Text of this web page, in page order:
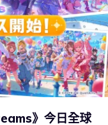
》今日全球